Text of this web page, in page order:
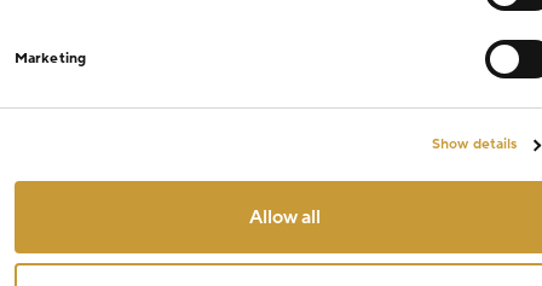
Marketing
Show details
Allow all